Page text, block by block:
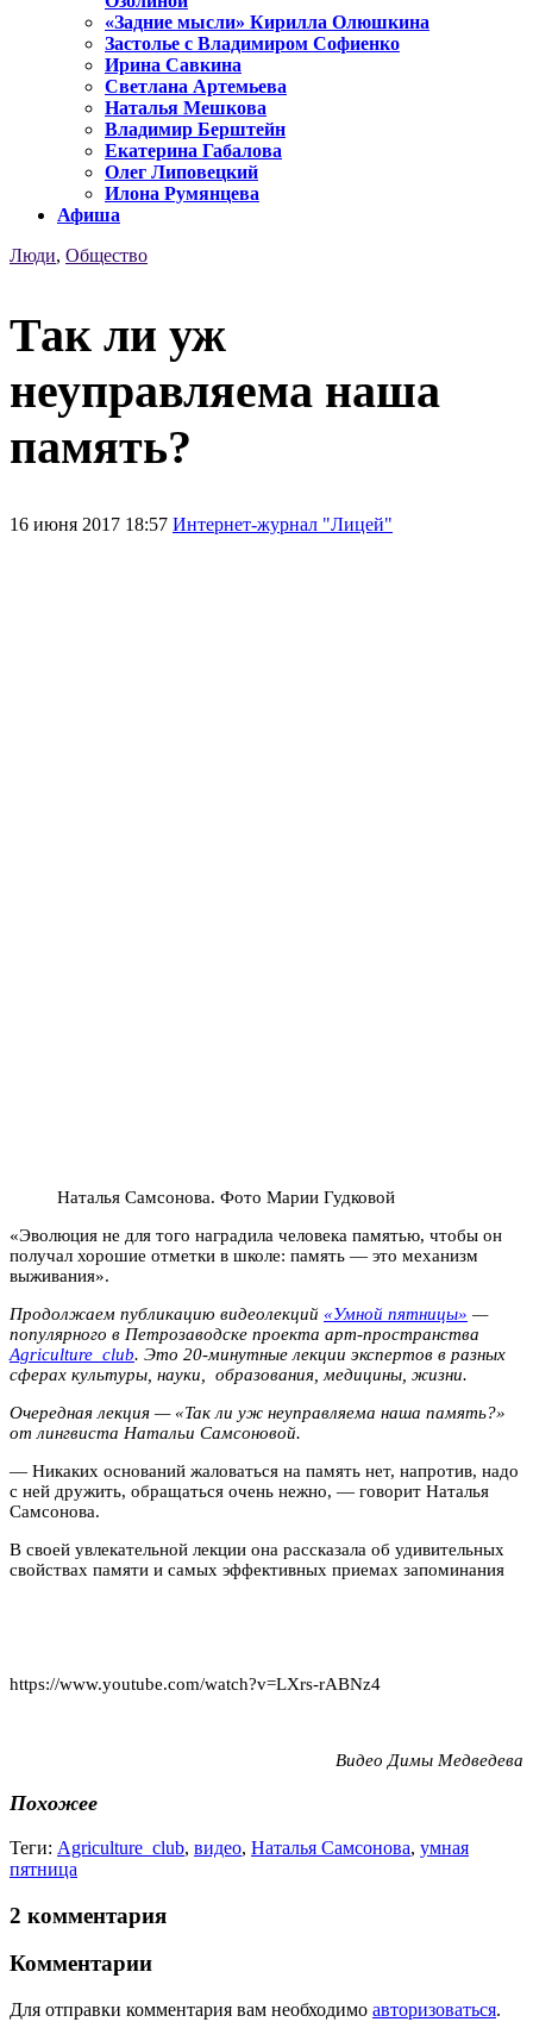
«Задние мысли» Кирилла Олюшкина
Застолье с Владимиром Софиенко
Ирина Савкина
Светлана Артемьева
Наталья Мешкова
Владимир Берштейн
Екатерина Габалова
Олег Липовецкий
Илона Румянцева
Афиша
Люди, Общество
Так ли уж
неуправляема наша
память?
16 июня 2017 18:57 Интернет-журнал "Лицей"
Наталья Самсонова. Фото Марии Гудковой
«Эволюция не для того наградила человека памятью, чтобы он
получал хорошие отметки в школе: память — это механизм
выживания».
Продолжаем публикацию видеолекций «Умной пятницы» —
популярного в Петрозаводске проекта арт-пространства
Agriculture_club. Это 20-минутные лекции экспертов в разных
сферах культуры, науки, образования, медицины, жизни.
Очередная лекция — «Так ли уж неуправляема наша память?»
от лингвиста Натальи Самсоновой.
— Никаких оснований жаловаться на память нет, напротив, надо
с ней дружить, обращаться очень нежно, — говорит Наталья
Самсонова.
В своей увлекательной лекции она рассказала об удивительных
свойствах памяти и самых эффективных приемах запоминания
https://www.youtube.com/watch?v=LXrs-rABNz4
Видео Димы Медведева
Похожее
Теги: Agriculture_club, видео, Наталья Самсонова, умная
пятница
2 комментария
Комментарии
Для отправки комментария вам необходимо авторизоваться.